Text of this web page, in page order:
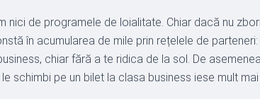
nici de programele de loialitate. Chiar dacă nu
în acumularea de mile prin rețelele de
chiar fără a te ridica de la sol. De
schimbi pe un bilet la clasa business iese mult